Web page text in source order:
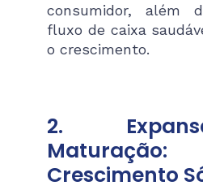
consumidor, além
fluxo de caixa
o crescimento.
2.
Crescimento